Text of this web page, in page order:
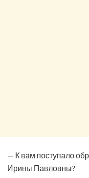
— К вам поступало
Ирины Павловны?